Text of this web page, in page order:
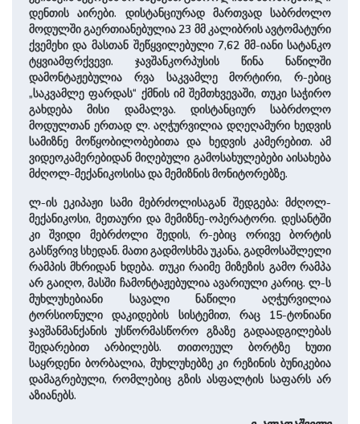
დენთის აირები. დისტანციურად მართვად საბრძოლო
მოდულში გაერთიანებულია 23 მმ კალიბრის ავტომატური
ქვემეხი და მასთან შეწყვილებული 7,62 მმ-იანი სატანკო
ტყვიამფრქვევი. ჯავშანკორპუსის წინა ნაწილში
დამონტაჟებულია რვა საკვამლე მორტირი, რ-ებიც
„საკვამლე ფარდას“ ქმნის იმ შემთხვევაში, თუკი საჭირო
გახდება მისი დამალვა. დისტანციურ საბრძოლო
მოდულთან ერთად ლ. აღჭურვილია დღეღამური ხედვის
სამიზნე მოწყობილობებითა და ხედვის კამერებით. ამ
ვიდეოკამერებიდან მიღებული გამოსახულებები აისახება
მძღოლ-მექანიკოსისა და მემიზნის მონიტორებზე.
ლ-ის ეკიპაჟი სამი მებრძოლისაგან შედგება: მძღოლ-
მექანიკოსი, მეთაური და მემიზნე-ოპერატორი. დესანტში
კი შვიდი მებრძოლი შედის, რ-ებიც ორივე ბორტის
გასწვრივ სხედან. მათი გადმოსხმა უკანა, გადმოსაშლელი
რამპის მხრიდან ხდება. თუკი რაიმე მიზეზის გამო რამპა
არ გაიღო, მასში ჩამონტაჟებულია ავარიული კარიც. ლ-ს
მუხლუხებიანი სავალი ნაწილი აღჭურვილია
ტორსიონული დაკიდების სისტემით, რაც 15-ტონიანი
ჯავშანმანქანის უსწორმასწორო გზაზე გადაადგილებას
შედარებით არბილებს. თითოეულ ბორტზე ხუთი
საყრდენი ბორბალია, მუხლუხებზე კი რეზინის ბუნიკებია
დამაგრებული, რომლებიც გზის ასფალტის საფარს არ
აზიანებს.